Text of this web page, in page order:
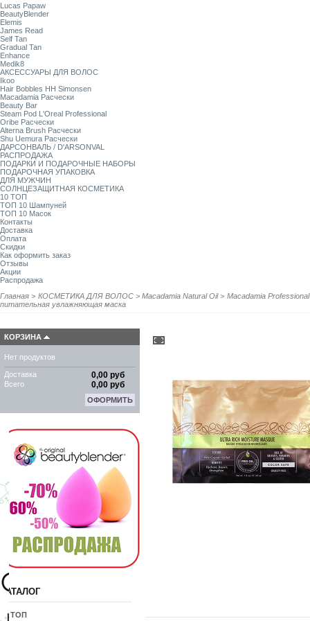
Lucas Papaw
BeautyBlender
Elemis
James Read
Self Tan
Gradual Tan
Enhance
Medik8
АКСЕССУАРЫ ДЛЯ ВОЛОС
Ikoo
Hair Bobbles HH Simonsen
Macadamia Расчески
Beauty Bar
Steam Pod L'Oreal Professional
Oribe Расчески
Alterna Brush Расчески
Shu Uemura Расчески
ДАРСОНВАЛЬ / D'ARSONVAL
РАСПРОДАЖА
ПОДАРКИ И ПОДАРОЧНЫЕ НАБОРЫ
ПОДАРОЧНАЯ УПАКОВКА
ДЛЯ МУЖЧИН
СОЛНЦЕЗАЩИТНАЯ КОСМЕТИКА
10 ТОП
ТОП 10 Шампуней
ТОП 10 Масок
Контакты
Доставка
Оплата
Скидки
Как оформить заказ
Отзывы
Акции
Распродажа
Главная > КОСМЕТИКА ДЛЯ ВОЛОС > Macadamia Natural Oil > Macadamia
питательная увлажняющая маска
КОРЗИНА
Нет продуктов
Доставка 0,00 руб
Всего 0,00 руб
ОФОРМИТЬ
КАТАЛОГ
10 ТОП